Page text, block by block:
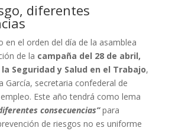
diferentes
en el orden del día de la asamblea
de la campaña del 28 de abril,
Seguridad y Salud en el Trabajo,
García, secretaria confederal de
Este año tendrá como lema
consecuencias”para
de riesgos no es uniforme